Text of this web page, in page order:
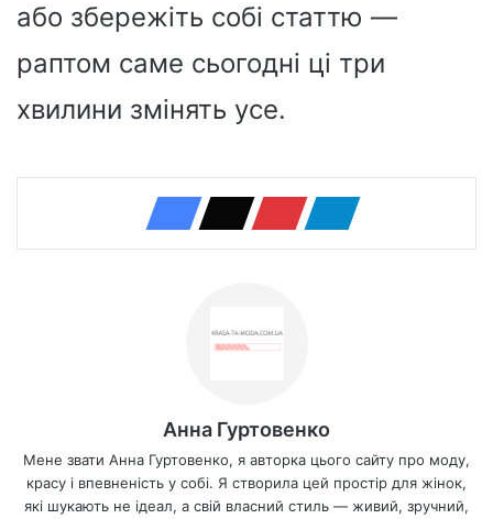
або збережіть собі статтю —
раптом саме сьогодні ці три
хвилини змінять усе.
Анна Гуртовенко
Мене звати Анна Гуртовенко, я авторка цього сайту про моду,
красу і впевненість у собі. Я створила цей простір для жінок,
які шукають не ідеал, а свій власний стиль — живий, зручний,